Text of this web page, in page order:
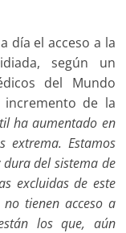
día el acceso a la
según un
del Mundo
de la
ha aumentado en
extrema. Estamos
del sistema de
excluidas de este
tienen acceso a
los que, aún